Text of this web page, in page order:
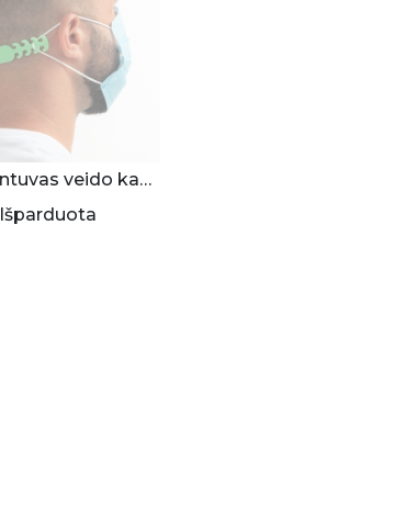
Prailgintuvas veido kaukei 5 vnt.
Išparduota